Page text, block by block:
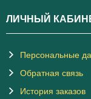
ЛИЧНЫЙ
Персональные
Обратная связь
История заказов